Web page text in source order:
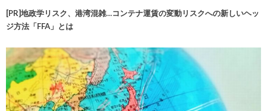
[PR]地政学リスク、港湾混雑…コンテナ運賃の変動リスクへの新しいヘッ
ジ方法「FFA」とは